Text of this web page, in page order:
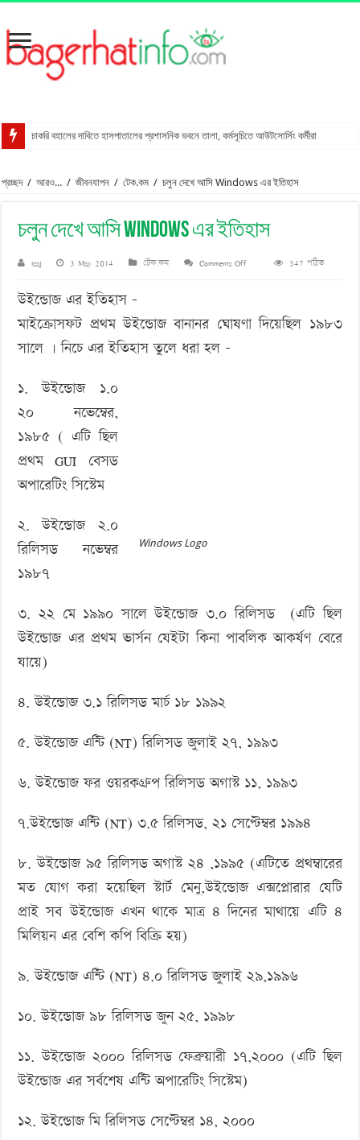
চাকরি বহালের দাবিতে হাসপাতালের প্রশাসনিক ভবনে তালা, কর্মসূচিতে আউটসোর্সিং কর্মীরা
স্ত্রীকে শ্বাসরোধে হত্যার অভিযোগ, স্বামী আটক
বাগেরহাটে আদালত কর্মচারীকে ইয়াবা দিয়ে ফাঁসানোর চেষ্টা
মোরেলগঞ্জে কোডেকের এনগেজ প্রকল্পের অবহিতকরণ সভা
সুন্দরবনে ফাঁদসহ হরিণ শিকারী আটক
মহাসড়ক ঝুঁকি বাড়ছে বিশ্ব ঐতিহ্য ষাটগম্বুজ মসজিদের
বাগেরহাটে পুলিশের অভিযানে ৪টি আগ্নেয়াস্ত্রসহ আটক ১১
প্রচ্ছদ / আরও... / জীবনযাপন / টেক.কম / চলুন দেখে আসি Windows এর ইতিহাস
চলুন দেখে আসি Windows এর ইতিহাস
izaj 3 May 2014 টেক.কম Comments Offon
347 পঠিত
উইন্ডোজ এর ইতিহাস –
মাইক্রোসফট প্রথম উইন্ডোজ বানানর ঘোষণা দিয়েছিল ১৯৮৩
সালে । নিচে এর ইতিহাস তুলে ধরা হল –
Windows Logo
১. উইন্ডোজ ১.০
২০ নভেম্বের,
১৯৮৫ ( এটি ছিল
প্রথম GUI বেসড
অপারেটিং সিস্টেম
২. উইন্ডোজ ২.০
রিলিসড নভেম্বর
১৯৮৭
৩. ২২ মে ১৯৯০ সালে উইন্ডোজ ৩.০ রিলিসড (এটি ছিল
উইন্ডোজ এর প্রথম ভার্সন যেইটা কিনা পাবলিক আকর্ষণ বেরে
যায়ে)
৪. উইন্ডোজ ৩.১ রিলিসড মার্চ ১৮ ১৯৯২
৫. উইন্ডোজ এন্টি (NT) রিলিসড জুলাই ২৭, ১৯৯৩
৬. উইন্ডোজ ফর ওয়রকগ্রুপ রিলিসড অগাস্ট ১১, ১৯৯৩
৭.উইন্ডোজ এন্টি (NT) ৩.৫ রিলিসড, ২১ সেপ্টেম্বর ১৯৯৪
৮. উইন্ডোজ ৯৫ রিলিসড অগাস্ট ২৪ ,১৯৯৫ (এটিতে প্রথম্বারের
মত যোগ করা হয়েছিল স্টার্ট মেনু,উইন্ডোজ এক্সপ্লোরার যেটি
প্রাই সব উইন্ডোজ এখন থাকে মাত্র ৪ দিনের মাথায়ে এটি ৪
মিলিয়ন এর বেশি কপি বিক্রি হয়)
৯. উইন্ডোজ এন্টি (NT) ৪.০ রিলিসড জুলাই ২৯,১৯৯৬
১০. উইন্ডোজ ৯৮ রিলিসড জুন ২৫, ১৯৯৮
১১. উইন্ডোজ ২০০০ রিলিসড ফেব্রুয়ারী ১৭,২০০০ (এটি ছিল
উইন্ডোজ এর সর্বশেষ এন্টি অপারেটিং সিস্টেম)
১২. উইন্ডোজ মি রিলিসড সেপ্টেম্বর ১৪, ২০০০